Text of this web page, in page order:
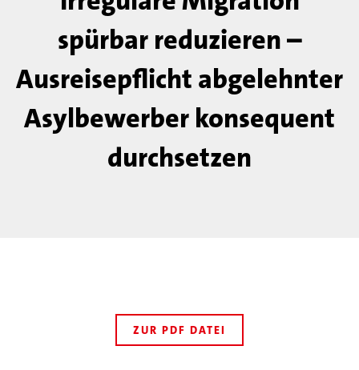
spürbar reduzieren –
Ausreisepflicht abgelehnter
Asylbewerber konsequent
durchsetzen
ZUR PDF DATEI